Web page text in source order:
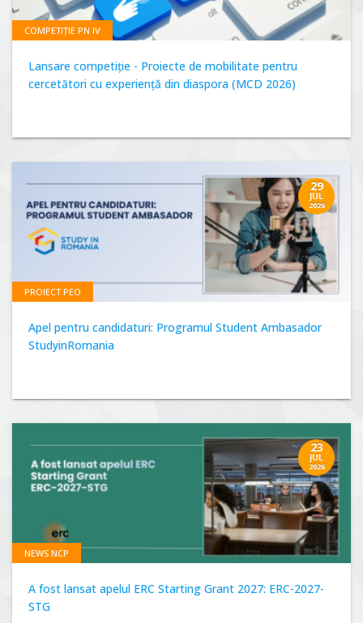
COMPETIȚIE PN IV
Lansare competiție - Proiecte de mobilitate pentru
cercetători cu experiență din diaspora (MCD 2026)
29
JUL
2026
PROIECT PEO
Apel pentru candidaturi: Programul Student Ambasador
StudyinRomania
23
JUL
2026
NEWS NCP
A fost lansat apelul ERC Starting Grant 2027: ERC-2027-
STG